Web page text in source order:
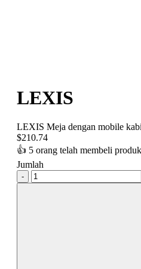
LEXIS
LEXIS Meja dengan mobile
$210.74
👍 5 orang telah membeli
Jumlah
-